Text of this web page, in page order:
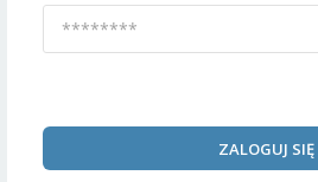
ZALOGUJ SIĘ